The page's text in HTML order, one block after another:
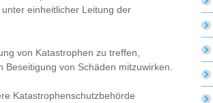
einheitlicher Leitung der
von Katastrophen zu treffen,
von Schäden mitzuwirken.
Katastrophenschutzbehörde